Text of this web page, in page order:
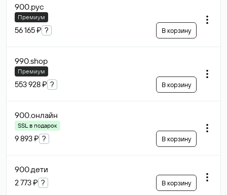
900.рус
Премиум
56 165 ₽ ? В корзину
990.shop
Премиум
553 928 ₽ ? В корзину
900.онлайн
SSL в подарок
9 893 ₽ ? В корзину
900.дети
2 773 ₽ ? В корзину